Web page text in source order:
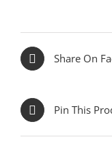
Share On
Pin This